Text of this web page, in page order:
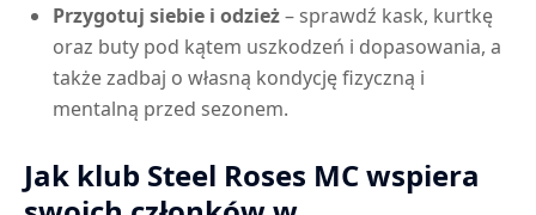
Przygotuj siebie i odzież– sprawdź kask, kurtkę
oraz buty pod kątem uszkodzeń i dopasowania, a
także zadbaj o własną kondycję fizyczną i
mentalną przed sezonem.
Jak klub Steel Roses MC wspiera